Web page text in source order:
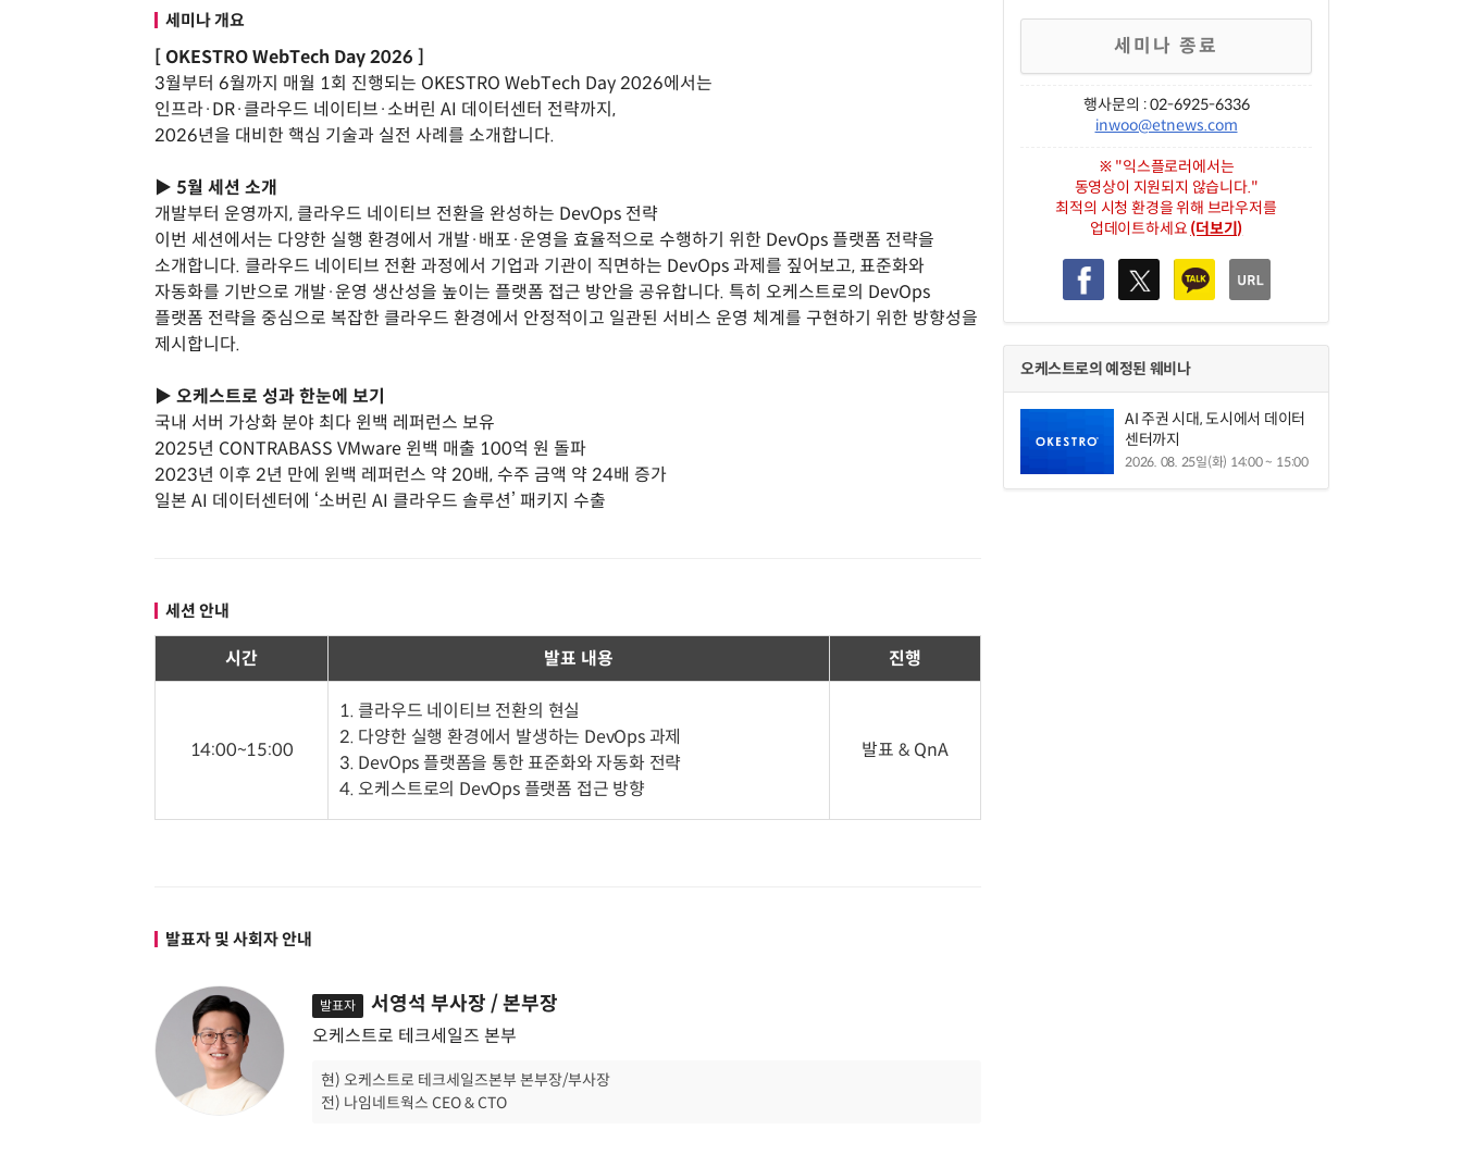
세미나 종료
행사문의 : 02-6925-6336
inwoo@etnews.com
※ "익스플로러에서는
동영상이 지원되지 않습니다."
최적의 시청 환경을 위해 브라우저를
업데이트하세요 (더보기)
오케스트로의 예정된 웨비나
AI 주권 시대, 도시에서 데이터
센터까지
2026. 08. 25일(화) 14:00 ~ 15:00
세미나 개요
[ OKESTRO WebTech Day 2026 ]
3월부터 6월까지 매월 1회 진행되는 OKESTRO WebTech Day 2026에서는
인프라·DR·클라우드 네이티브·소버린 AI 데이터센터 전략까지,
2026년을 대비한 핵심 기술과 실전 사례를 소개합니다.
▶ 5월 세션 소개
개발부터 운영까지, 클라우드 네이티브 전환을 완성하는 DevOps 전략
이번 세션에서는 다양한 실행 환경에서 개발·배포·운영을 효율적으로 수행하기 위한 DevOps 플랫폼 전략을
소개합니다. 클라우드 네이티브 전환 과정에서 기업과 기관이 직면하는 DevOps 과제를 짚어보고, 표준화와
자동화를 기반으로 개발·운영 생산성을 높이는 플랫폼 접근 방안을 공유합니다. 특히 오케스트로의 DevOps
플랫폼 전략을 중심으로 복잡한 클라우드 환경에서 안정적이고 일관된 서비스 운영 체계를 구현하기 위한 방향성을
제시합니다.
▶ 오케스트로 성과 한눈에 보기
국내 서버 가상화 분야 최다 윈백 레퍼런스 보유
2025년 CONTRABASS VMware 윈백 매출 100억 원 돌파
2023년 이후 2년 만에 윈백 레퍼런스 약 20배, 수주 금액 약 24배 증가
일본 AI 데이터센터에 ‘소버린 AI 클라우드 솔루션’ 패키지 수출
세션 안내
시간 발표 내용 진행
14:00~15:00
1. 클라우드 네이티브 전환의 현실
2. 다양한 실행 환경에서 발생하는 DevOps 과제
3. DevOps 플랫폼을 통한 표준화와 자동화 전략
4. 오케스트로의 DevOps 플랫폼 접근 방향
발표 & QnA
발표자 및 사회자 안내
발표자 서영석 부사장 / 본부장
오케스트로 테크세일즈 본부
현) 오케스트로 테크세일즈본부 본부장/부사장
전) 나임네트웍스 CEO & CTO